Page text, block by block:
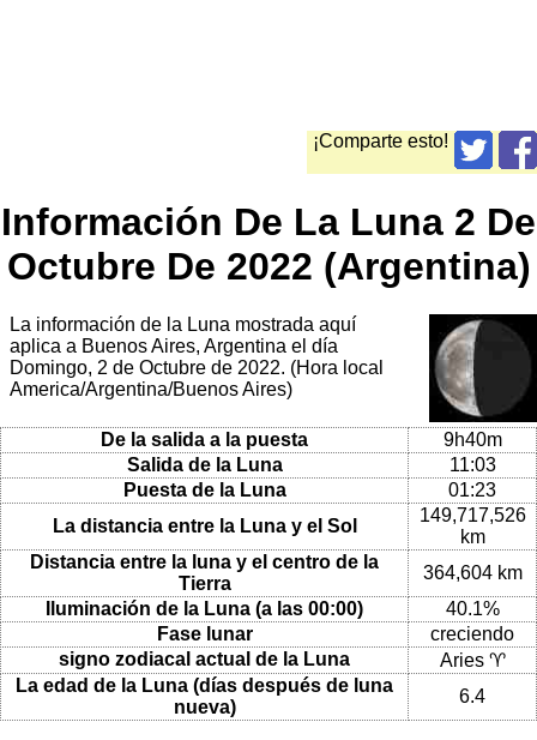
¡Comparte esto!
Información De La Luna 2 De
Octubre De 2022 (Argentina)
La información de la Luna mostrada aquí
aplica a Buenos Aires, Argentina el día
Domingo, 2 de Octubre de 2022. (Hora local
America/Argentina/Buenos Aires)
De la salida a la puesta
9h40m
Salida de la Luna
11:03
Puesta de la Luna
01:23
La distancia entre la Luna y el Sol
149,717,526
km
Distancia entre la luna y el centro de la
Tierra
364,604 km
Iluminación de la Luna (a las 00:00)
40.1%
Fase lunar
creciendo
signo zodiacal actual de la Luna
Aries ♈
La edad de la Luna (días después de luna
nueva)
6.4